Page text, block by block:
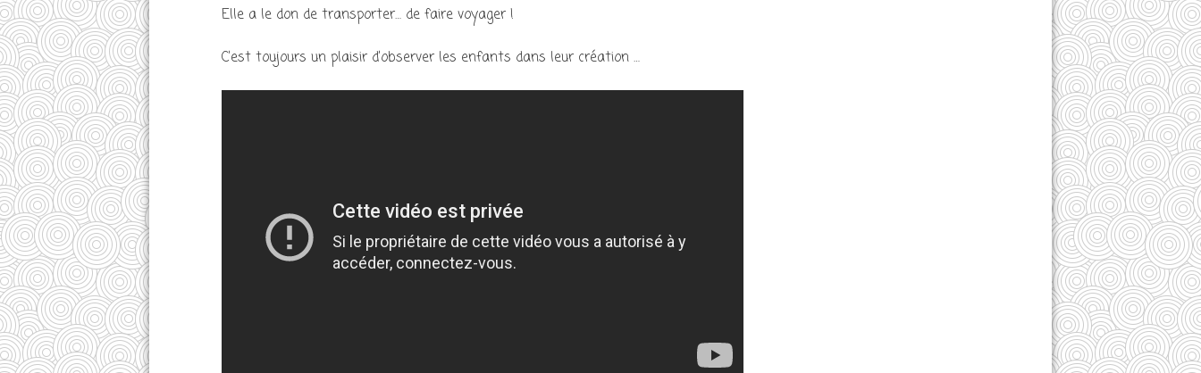
Elle a le don de transporter… de faire voyager !
C’est toujours un plaisir d’observer les enfants dans leur création …